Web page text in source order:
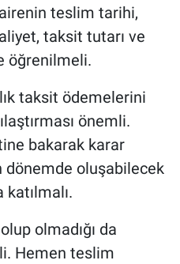
teslim tarihi,
taksit tutarı ve
öğrenilmeli.
taksit ödemelerini
önemli.
bakarak karar
dönemde oluşabilecek
olmadığı da
Hemen teslim